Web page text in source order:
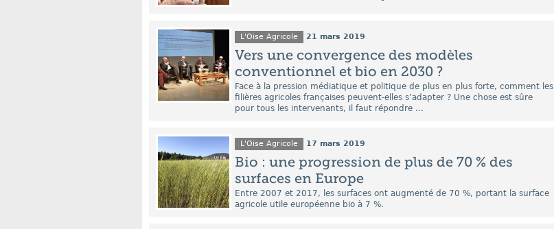
L'Oise Agricole 21 mars 2019
Vers une convergence des modèles
conventionnel et bio en 2030 ?
Face à la pression médiatique et politique de plus en plus forte, comment les
filières agricoles françaises peuvent-elles s’adapter ? Une chose est sûre
pour tous les intervenants, il faut répondre ...
L'Oise Agricole 17 mars 2019
Bio : une progression de plus de 70 % des
surfaces en Europe
Entre 2007 et 2017, les surfaces ont augmenté de 70 %, portant la surface
agricole utile européenne bio à 7 %.